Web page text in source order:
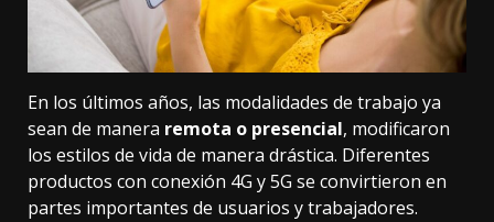
En los últimos años, las modalidades de trabajo ya
sean de manera remota o presencial, modificaron
los estilos de vida de manera drástica. Diferentes
productos con conexión 4G y 5G se convirtieron en
partes importantes de usuarios y trabajadores.